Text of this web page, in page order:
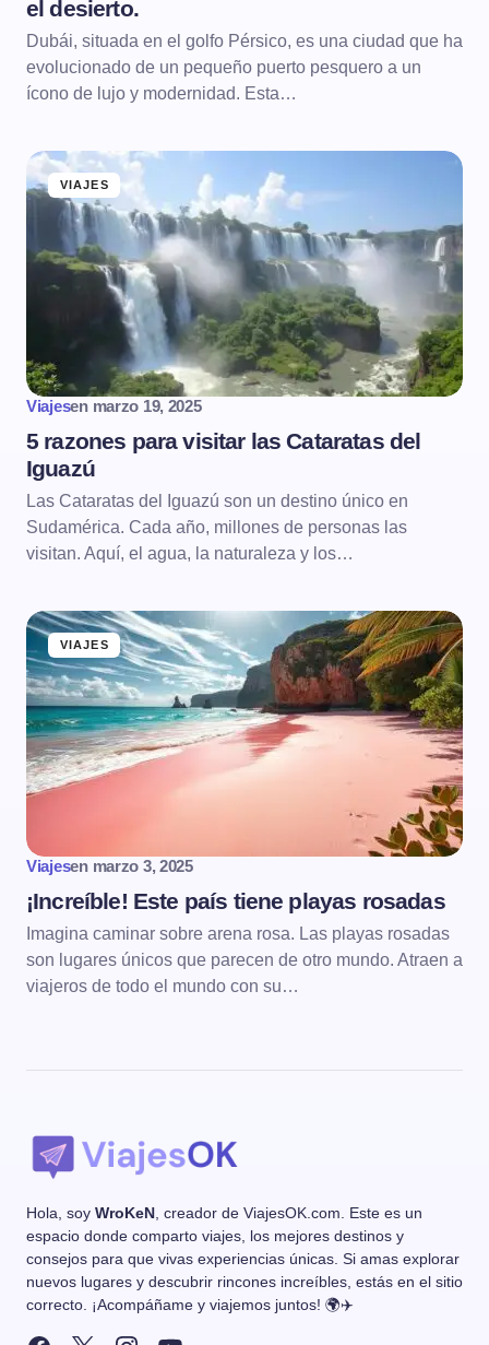
el desierto.
Dubái, situada en el golfo Pérsico, es una ciudad que ha
evolucionado de un pequeño puerto pesquero a un
ícono de lujo y modernidad. Esta…
VIAJES
Viajesen marzo 19, 2025
5 razones para visitar las Cataratas del
Iguazú
Las Cataratas del Iguazú son un destino único en
Sudamérica. Cada año, millones de personas las
visitan. Aquí, el agua, la naturaleza y los…
VIAJES
Viajesen marzo 3, 2025
¡Increíble! Este país tiene playas rosadas
Imagina caminar sobre arena rosa. Las playas rosadas
son lugares únicos que parecen de otro mundo. Atraen a
viajeros de todo el mundo con su…
Hola, soy WroKeN , creador de ViajesOK.com. Este es un
espacio donde comparto viajes, los mejores destinos y
consejos para que vivas experiencias únicas. Si amas explorar
nuevos lugares y descubrir rincones increíbles, estás en el sitio
correcto. ¡Acompáñame y viajemos juntos! 🌍✈️